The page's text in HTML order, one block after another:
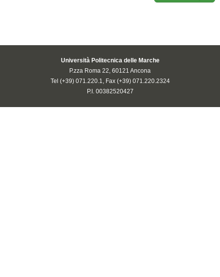
Università Politecnica delle Marche
P.zza Roma 22, 60121 Ancona
Tel (+39) 071.220.1, Fax (+39) 071.220.2324
P.I. 00382520427